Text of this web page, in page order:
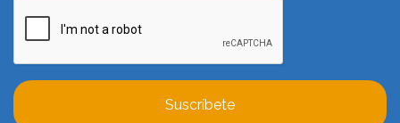
Suscríbete